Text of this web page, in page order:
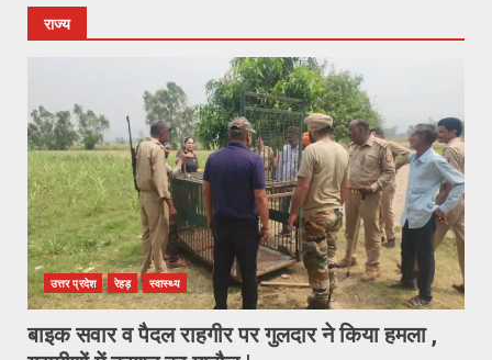
राज्य
उत्तर प्रदेश रेहड़ स्वास्थ्य
बाइक सवार व पैदल राहगीर पर गुलदार ने किया हमला ,